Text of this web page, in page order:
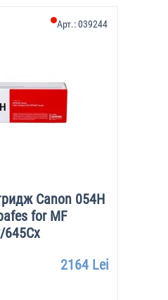
Canon 054H
for MF
645Cx
Арт.:039244
2164 Lei